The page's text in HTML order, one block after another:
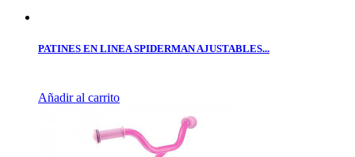
PATINES EN LINEA SPIDERMAN AJUSTABLES...
Añadir al carrito